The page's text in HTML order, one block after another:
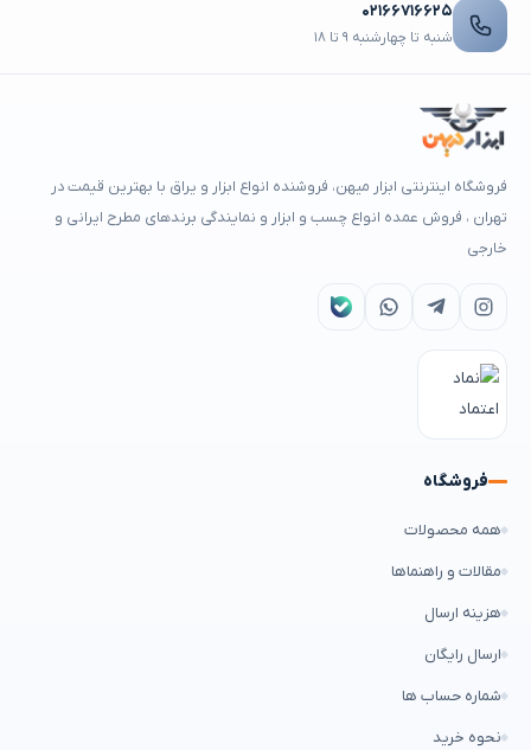
۰۲۱۶۶۷۱۶۶۲۵
شنبه تا چهارشنبه ۹ تا ۱۸
فروشگاه اینترنتی ابزار میهن، فروشنده انواع ابزار و یراق با بهترین قیمت در
تهران ، فروش عمده انواع چسب و ابزار و نمایندگی برندهای مطرح ایرانی و
خارجی
فروشگاه
همه محصولات
مقالات و راهنماها
هزینه ارسال
ارسال رایگان
شماره حساب ها
نحوه خرید